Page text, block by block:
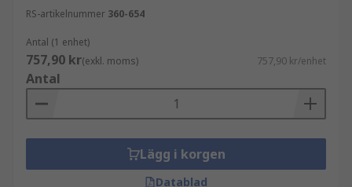
RS-artikelnummer 360-654
Antal (1 enhet)
757,90 kr(exkl. moms) 757,90 kr/enhet
Antal
Lägg i korgen
Datablad